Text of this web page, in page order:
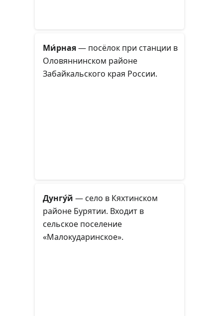
Ми́рная— посёлок при станции в
Оловяннинском районе
Забайкальского края России.
Дунгу́й — село в Кяхтинском
районе Бурятии. Входит в
сельское поселение
«Малокударинское».